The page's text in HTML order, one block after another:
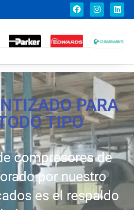
PARA
TIPO
compresores de
por nuestro
es el respaldo